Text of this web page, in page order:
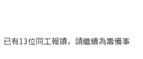
已有13位同工報讀，請繼續為籌備事